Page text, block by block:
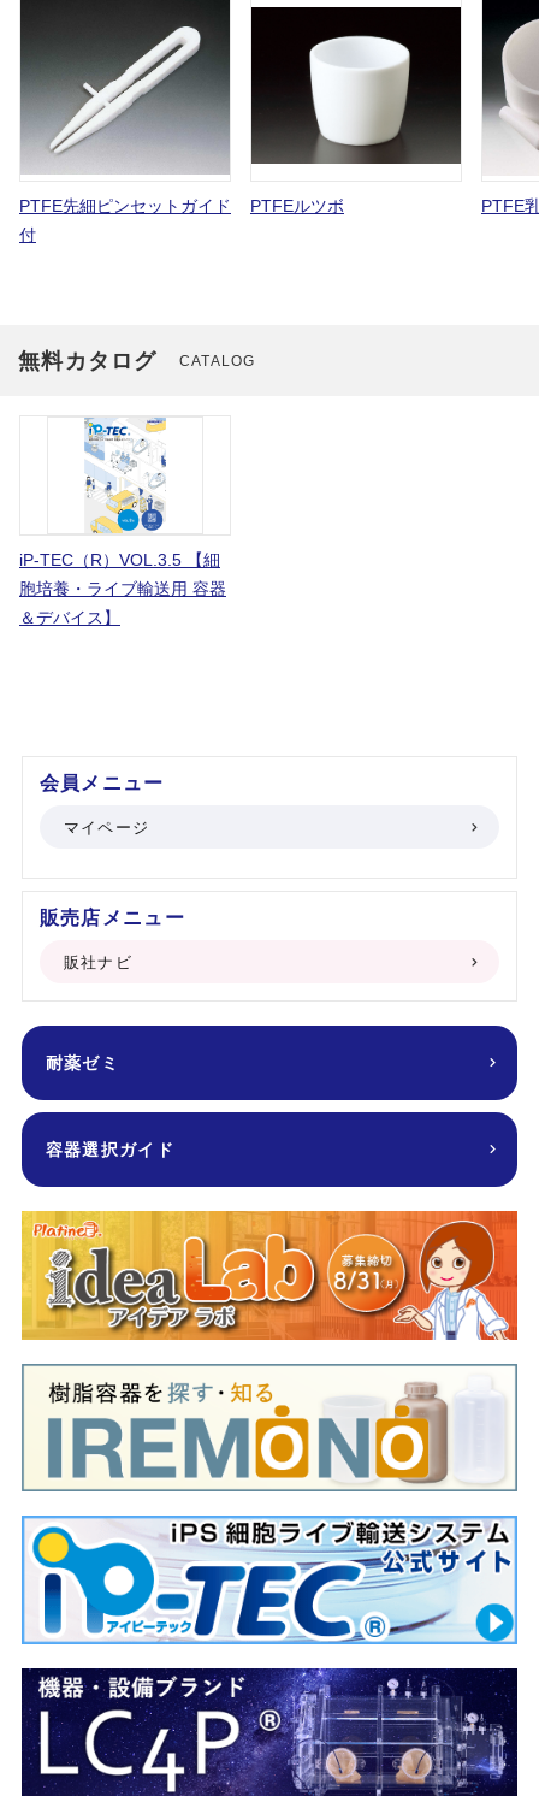
PTFE先細ピンセットガイド
付
PTFEルツボ PTFE
無料カタログ CATALOG
iP-TEC（R）VOL.3.5 【細
胞培養・ライブ輸送用 容器
＆デバイス】
会員メニュー
マイページ
販売店メニュー
販社ナビ
耐薬ゼミ
容器選択ガイド